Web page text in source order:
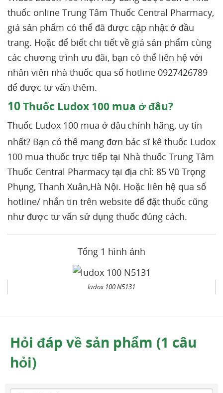
thuốc online Trung Tâm Thuốc Central Pharmacy,
giá sản phẩm có thể đã được cập nhật ở đầu
trang. Hoặc để biết chi tiết về giá sản phẩm cùng
các chương trình ưu đãi, bạn có thể liên hệ với
nhân viên nhà thuốc qua số hotline 0927426789
để được tư vấn thêm.
10Thuốc Ludox 100 mua ở đâu?
Thuốc Ludox 100 mua ở đâu chính hãng, uy tín
nhất? Bạn có thể mang đơn bác sĩ kê thuốc Ludox
100 mua thuốc trực tiếp tại Nhà thuốc Trung Tâm
Thuốc Central Pharmacy tại địa chỉ: 85 Vũ Trọng
Phụng, Thanh Xuân,Hà Nội. Hoặc liên hệ qua số
hotline/ nhắn tin trên website để đặt thuốc cũng
như được tư vấn sử dụng thuốc đúng cách.
Tổng 1 hình ảnh
ludox 100 N5131
Hỏi đáp về sản phẩm (1 câu
hỏi)